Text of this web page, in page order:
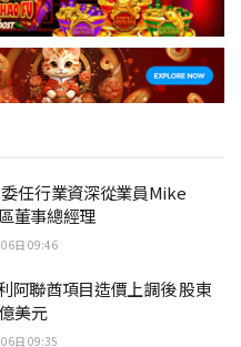
任行業資深從業員Mike
董事總經理
日 09:46
阿聯酋項目造價上調後 股東
美元
日 09:35